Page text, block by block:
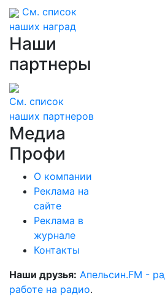
См. список
наших наград
Наши
партнеры
См. список
наших партнеров
Медиа
Профи
О компании
Реклама на
сайте
Реклама в
журнале
Контакты
Наши друзья: Апельсин.FM -
работе на радио.